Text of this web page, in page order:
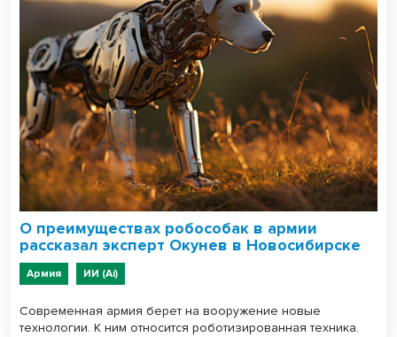
О преимуществах робособак в армии
рассказал эксперт Окунев в Новосибирске
Армия ИИ (Ai)
Современная армия берет на вооружение новые
технологии. К ним относится роботизированная техника.